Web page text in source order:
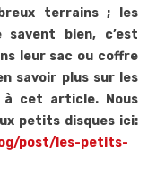
terrains ; les
savent bien, c’est
leur sac ou coffre
savoir plus sur les
à cet article. Nous
petits disques ici:
post/les-petits-